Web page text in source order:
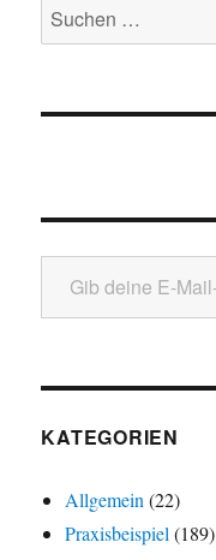
Suchen
nach:
Gib deine E-Mail-Adresse ein ...
KATEGORIEN
Allgemein(22)
Praxisbeispiel(189)